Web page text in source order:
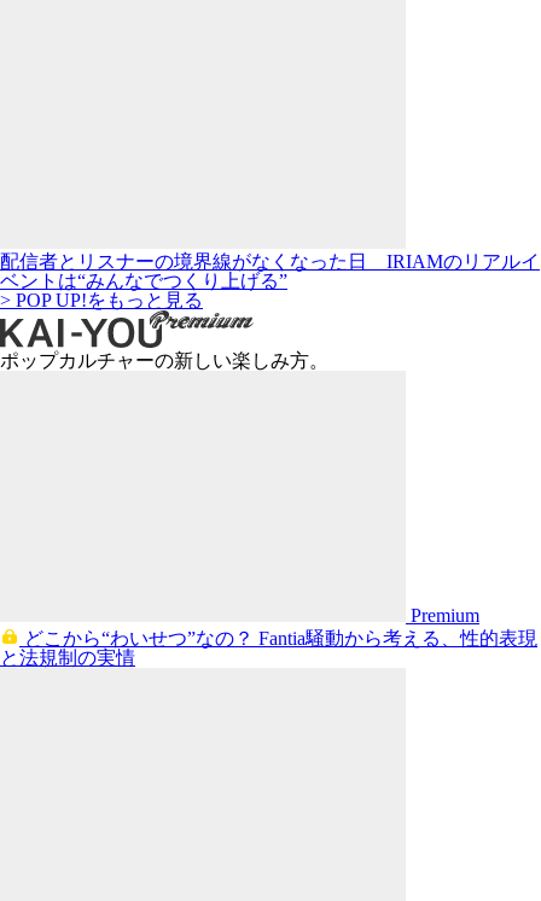
配信者とリスナーの境界線がなくなった日 IRIAMのリアルイ
ベントは“みんなでつくり上げる”
> POP UP!をもっと見る
ポップカルチャーの新しい楽しみ方。
Premium
どこから“わいせつ”なの？ Fantia騒動から考える、性的表現
と法規制の実情